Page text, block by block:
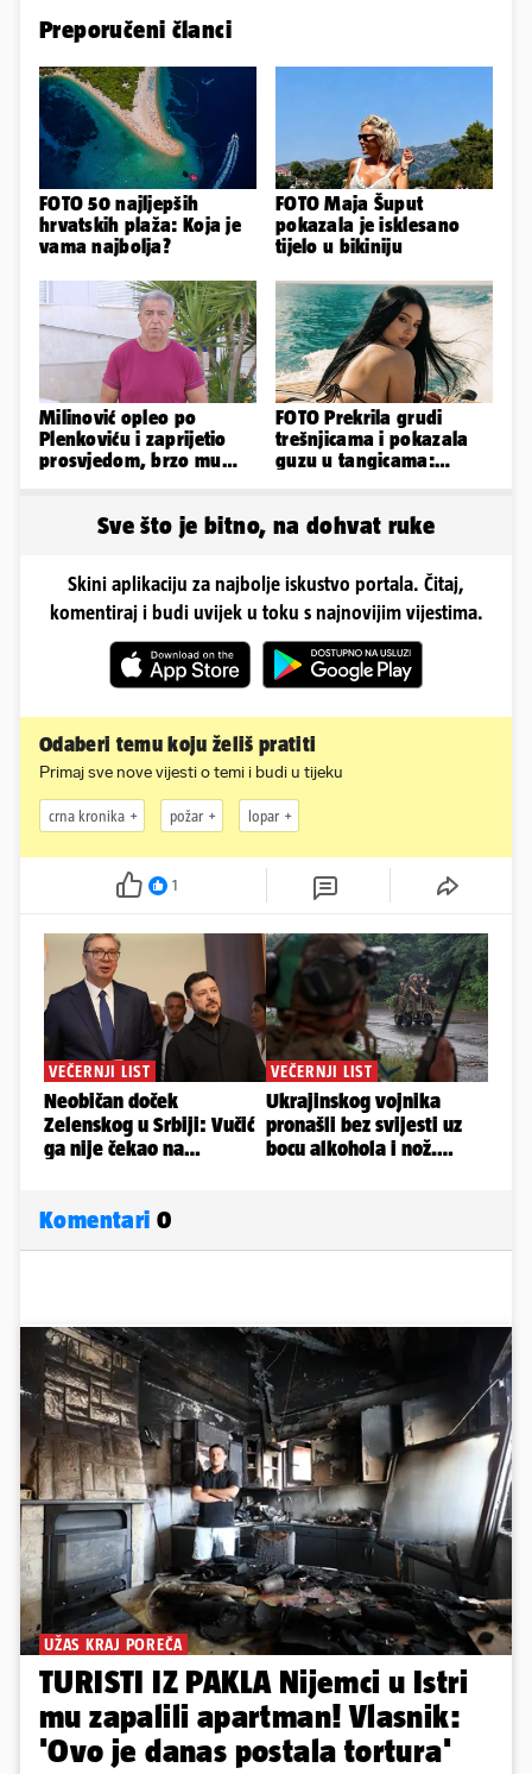
Preporučeni članci
FOTO 50 najljepših
hrvatskih plaža: Koja je
vama najbolja?
FOTO Maja Šuput
pokazala je isklesano
tijelo u bikiniju
Milinović opleo po
Plenkoviću i zaprijetio
prosvjedom, brzo mu
FOTO Prekrila grudi
trešnjicama i pokazala
guzu u tangicama:
Sve što je bitno, na dohvat ruke
Skini aplikaciju za najbolje iskustvo portala. Čitaj,
komentiraj i budi uvijek u toku s najnovijim vijestima.
Odaberi temu koju želiš pratiti
Primaj sve nove vijesti o temi i budi u tijeku
crna kronika požar lopar
1
Komentari 0
UŽAS KRAJ POREČA
TURISTI IZ PAKLA Nijemci u Istri
mu zapalili apartman! Vlasnik:
'Ovo je danas postala tortura'